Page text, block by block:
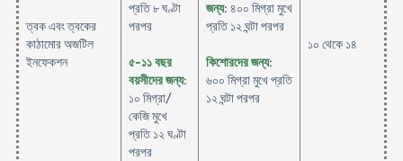
ত্বক এবং ত্বকের
কাঠামোর অজটিল
ইনফেকশন
প্রতি ৮ ঘণ্টা
পরপর
৫-১১ বছর
বয়সীদের জন্য:
১০ মিগ্রা/
কেজি মুখে
প্রতি ১২ ঘণ্টা
পরপর
জন্য: ৪০০ মিগ্রা মুখে
প্রতি ১২ ঘন্টা পরপর
কিশোরদের জন্য:
৬০০ মিগ্রা মুখে প্রতি
১২ ঘন্টা পরপর
১০ থেকে ১৪